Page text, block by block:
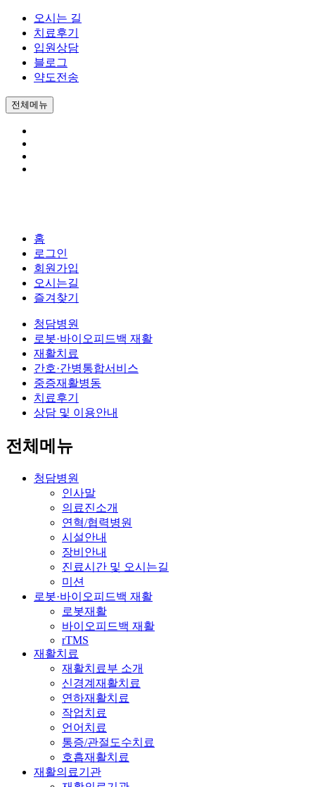
오시는 길
치료후기
입원상담
블로그
약도전송
전체메뉴
홈
로그인
회원가입
오시는길
즐겨찾기
청담병원
로봇·바이오피드백 재활
재활치료
간호·간병통합서비스
중증재활병동
치료후기
상담 및 이용안내
전체메뉴
청담병원
인사말
의료진소개
연혁/협력병원
시설안내
장비안내
진료시간 및 오시는길
미션
로봇·바이오피드백 재활
로봇재활
바이오피드백 재활
rTMS
재활치료
재활치료부 소개
신경계재활치료
연하재활치료
작업치료
언어치료
통증/관절도수치료
호흡재활치료
재활의료기관